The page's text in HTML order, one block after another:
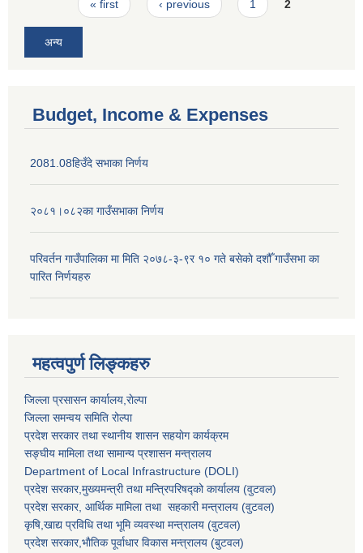
« first ‹ previous 1 2
अन्य
Budget, Income & Expenses
2081.08हिउँदे सभाका निर्णय
२०८१।०८२का गाउँसभाका निर्णय
परिवर्तन गाउँपालिका मा मिति २०७८-३-९र १० गते बसेकाे दशौँ गाउँसभा का
पारित निर्णयहरु
महत्वपुर्ण लिङ्कहरु
जिल्ला प्रसासन कार्यालय,राेल्पा
जिल्ला समन्वय समिति रोल्पा
प्रदेश सरकार तथा स्थानीय शासन सहयाेग कार्यक्रम
सङ्‍घीय मामिला तथा सामान्य प्रशासन मन्त्रालय
Department of Local Infrastructure (DOLI)
प्रदेश सरकार,मुख्यमन्त्री तथा मन्त्रिपरिषद्को कार्यालय (वुटवल)
प्रदेश सरकार, आर्थिक मामिला तथा सहकारी मन्त्रालय (वुटवल)
कृषि,खाद्य प्रविधि तथा भूमि व्यवस्था मन्त्रालय (वुटवल)
प्रदेश सरकार,भाैतिक पूर्वाधार विकास मन्त्रालय (बुटवल)